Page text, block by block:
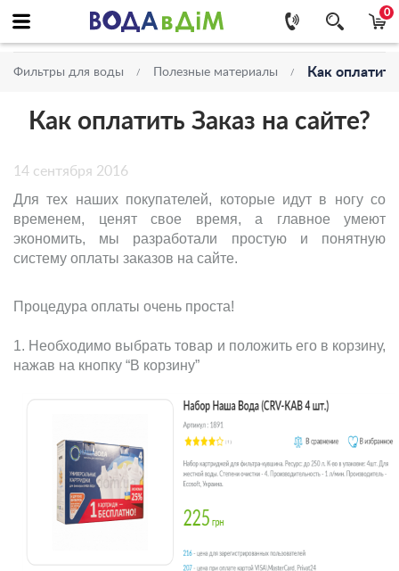
0
Фильтры для воды Полезные материалы Как
Как оплатить Заказ на сайте?
14 сентября 2016
Для тех наших покупателей, которые идут в ногу со
временем, ценят свое время, а главное умеют
экономить, мы разработали простую и понятную
систему оплаты заказов на сайте.
Процедура оплаты очень проста!
1. Необходимо выбрать товар и положить его в корзину,
нажав на кнопку “В корзину”